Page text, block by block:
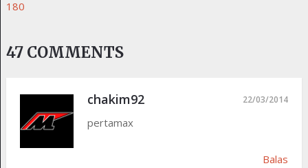
180
47 COMMENTS
chakim92 22/03/2014
pertamax
Balas